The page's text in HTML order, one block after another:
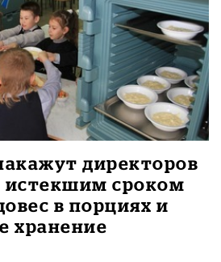
директоров
истекшим сроком
в порциях и
хранение